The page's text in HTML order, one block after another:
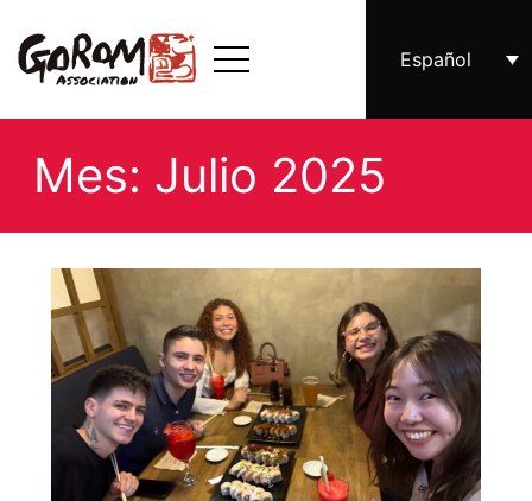
Español
Mes: Julio 2025